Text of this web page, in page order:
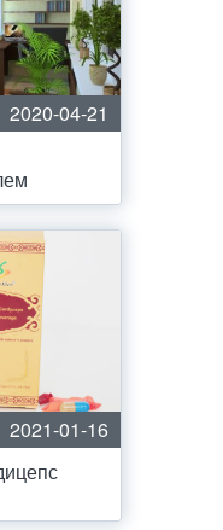
2020-04-21
2021-01-16